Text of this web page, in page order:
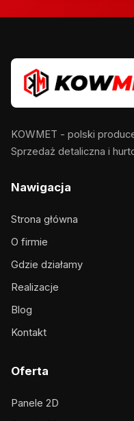
KOWMET - polski
Sprzedaż detaliczna i
Nawigacja
Strona główna
O firmie
Gdzie działamy
Realizacje
Blog
Kontakt
Oferta
Panele 2D